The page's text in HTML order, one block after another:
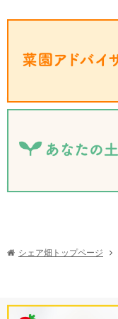
シェア畑トップページ